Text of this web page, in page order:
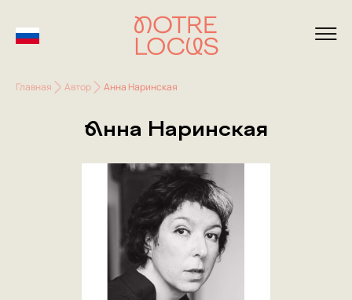
Главная Автор Анна Наринская
Анна Наринская